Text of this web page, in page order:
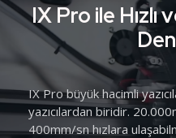
IX Pro ile Hızlı
IX Pro büyük hacimli
yazıcılardan biridir.
400mm/sn hızlara